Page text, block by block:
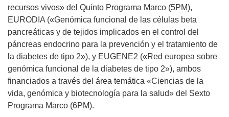
recursos vivos» del Quinto Programa Marco (5PM),
EURODIA («Genómica funcional de las células beta
pancreáticas y de tejidos implicados en el control del
páncreas endocrino para la prevención y el tratamiento de
la diabetes de tipo 2»), y EUGENE2 («Red europea sobre
genómica funcional de la diabetes de tipo 2»), ambos
financiados a través del área temática «Ciencias de la
vida, genómica y biotecnología para la salud» del Sexto
Programa Marco (6PM).